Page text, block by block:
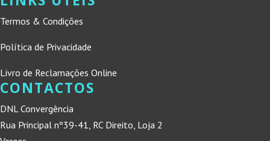
Termos & Condições
Política de Privacidade
Livro de Reclamações Online
CONTACTOS
DNL Convergência
Rua Principal nº39-41, RC Direito, Loja 2